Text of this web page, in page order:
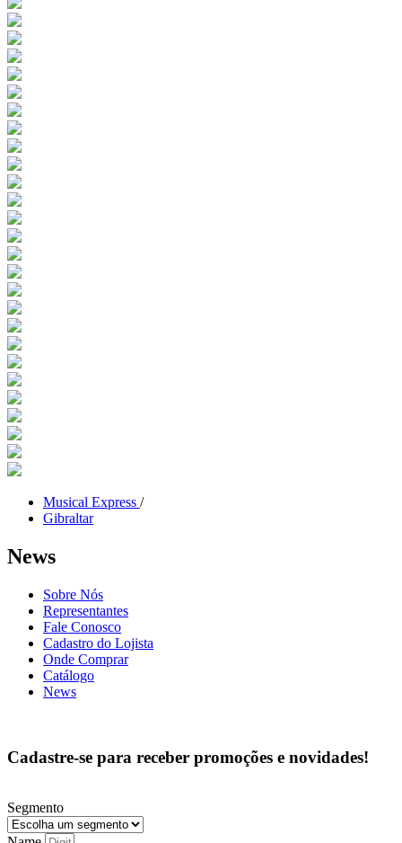
Musical Express /
Gibraltar
News
Sobre Nós
Representantes
Fale Conosco
Cadastro do Lojista
Onde Comprar
Catálogo
News
Cadastre-se para receber promoções e novidades!
Segmento